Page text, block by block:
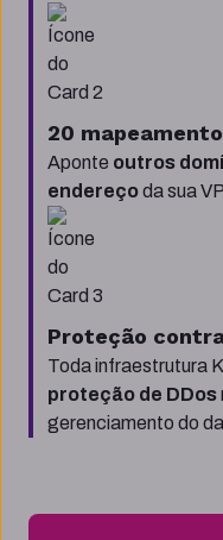
20
Aponte outros
endereçoda sua
Proteção
Toda infraestrutura
proteção de DDos
gerenciamento do